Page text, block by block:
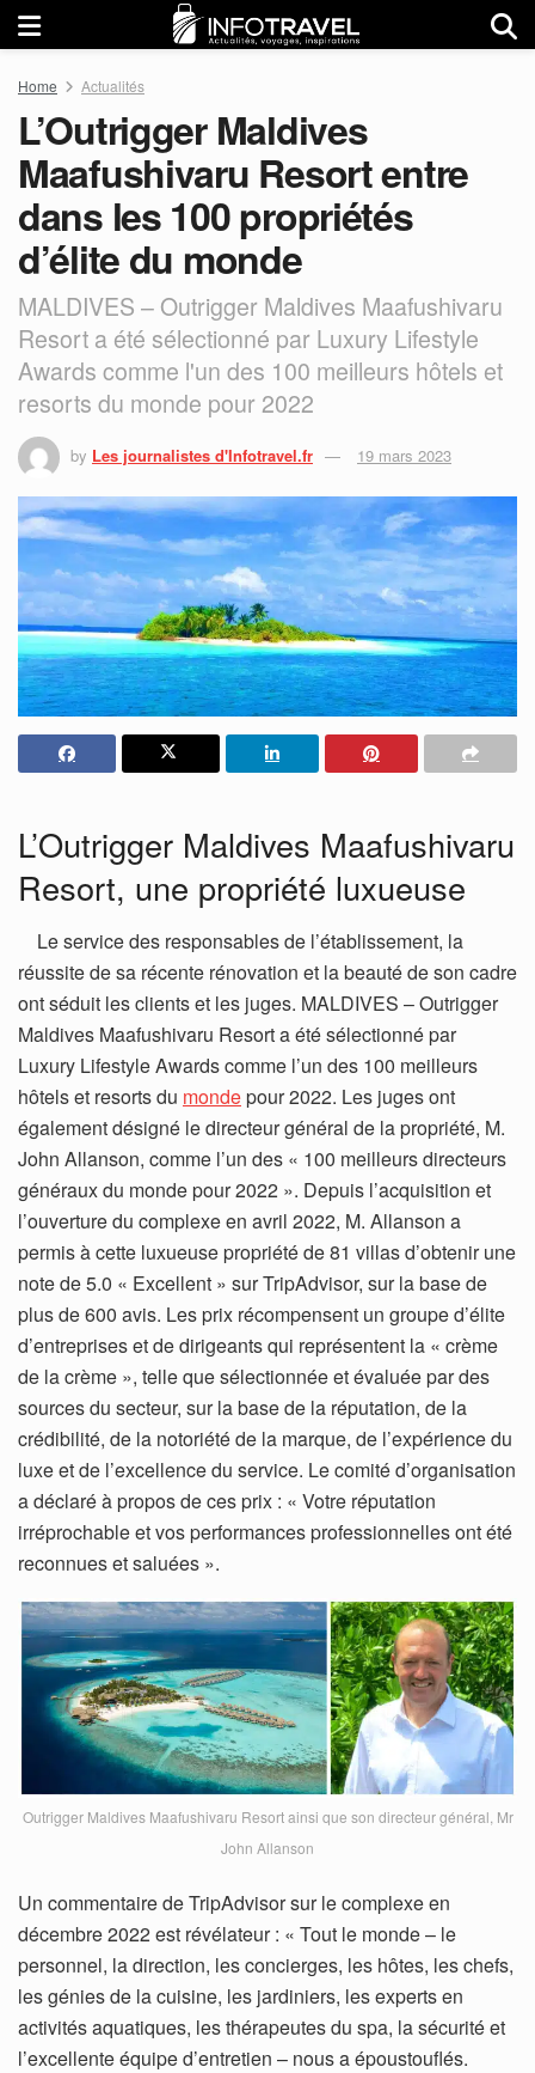
Home Actualités
L’Outrigger Maldives
Maafushivaru Resort entre
dans les 100 propriétés
d’élite du monde
MALDIVES – Outrigger Maldives Maafushivaru
Resort a été sélectionné par Luxury Lifestyle
Awards comme l'un des 100 meilleurs hôtels et
resorts du monde pour 2022
by Les journalistes d'Infotravel.fr 19 mars 2023
L’Outrigger Maldives Maafushivaru
Resort, une propriété luxueuse
Le service des responsables de l’établissement, la
réussite de sa récente rénovation et la beauté de son cadre
ont séduit les clients et les juges. MALDIVES – Outrigger
Maldives Maafushivaru Resort a été sélectionné par
Luxury Lifestyle Awards comme l’un des 100 meilleurs
hôtels et resorts du mondepour 2022. Les juges ont
également désigné le directeur général de la propriété, M.
John Allanson, comme l’un des « 100 meilleurs directeurs
généraux du monde pour 2022 ». Depuis l’acquisition et
l’ouverture du complexe en avril 2022, M. Allanson a
permis à cette luxueuse propriété de 81 villas d’obtenir une
note de 5.0 « Excellent » sur TripAdvisor, sur la base de
plus de 600 avis. Les prix récompensent un groupe d’élite
d’entreprises et de dirigeants qui représentent la « crème
de la crème », telle que sélectionnée et évaluée par des
sources du secteur, sur la base de la réputation, de la
crédibilité, de la notoriété de la marque, de l’expérience du
luxe et de l’excellence du service. Le comité d’organisation
a déclaré à propos de ces prix : « Votre réputation
irréprochable et vos performances professionnelles ont été
reconnues et saluées ».
Outrigger Maldives Maafushivaru Resort ainsi que son directeur général, Mr
John Allanson
Un commentaire de TripAdvisor sur le complexe en
décembre 2022 est révélateur : « Tout le monde – le
personnel, la direction, les concierges, les hôtes, les chefs,
les génies de la cuisine, les jardiniers, les experts en
activités aquatiques, les thérapeutes du spa, la sécurité et
l’excellente équipe d’entretien – nous a époustouflés.